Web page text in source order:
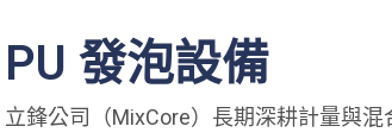
PU 發泡設備
立鋒公司（MixCore）長期深耕計量與